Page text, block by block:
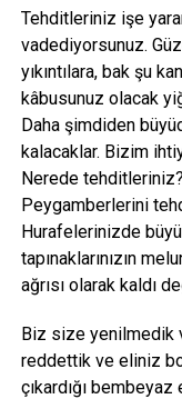
Tehditleriniz işe
vadediyorsunuz.
yıkıntılara, bak şu
kâbusunuz olacak
Daha şimdiden
kalacaklar. Bizim
Nerede
Peygamberlerini
Hurafelerinizde
tapınaklarınızın
ağrısı olarak kaldı
Biz size yenilmedik
reddettik ve eliniz
çıkardığı